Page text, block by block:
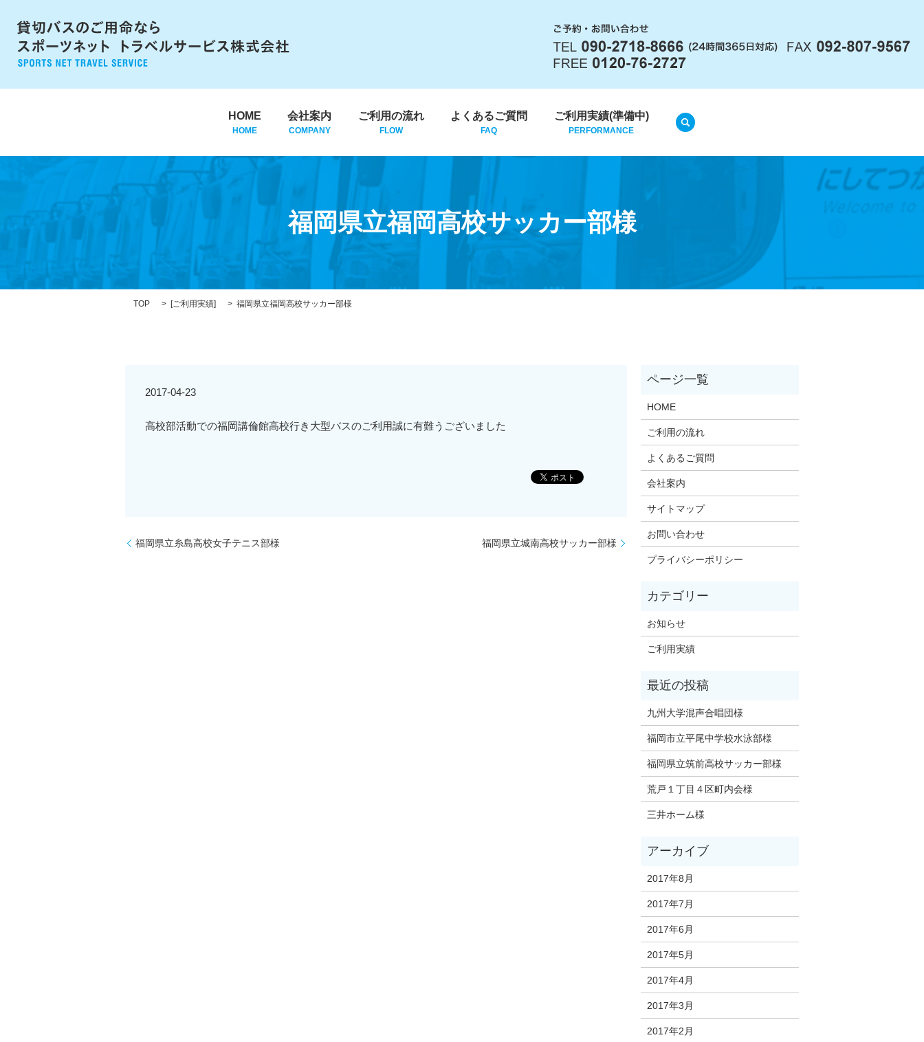
HOME
HOME
会社案内
COMPANY
ご利用の流れ
FLOW
よくあるご質問
FAQ
ご利用実績(準備中)
PERFORMANCE
福岡県立福岡高校サッカー部様
TOP [ご利用実績] 福岡県立福岡高校サッカー部様
2017-04-23
高校部活動での福岡講倫館高校行き大型バスのご利用誠に有難うございました
福岡県立糸島高校女子テニス部様 福岡県立城南高校サッカー部様
HOME
ご利用の流れ
よくあるご質問
会社案内
サイトマップ
お問い合わせ
プライバシーポリシー
お知らせ
ご利用実績
九州大学混声合唱団様
福岡市立平尾中学校水泳部様
福岡県立筑前高校サッカー部様
荒戸１丁目４区町内会様
三井ホーム様
2017年8月
2017年7月
2017年6月
2017年5月
2017年4月
2017年3月
2017年2月